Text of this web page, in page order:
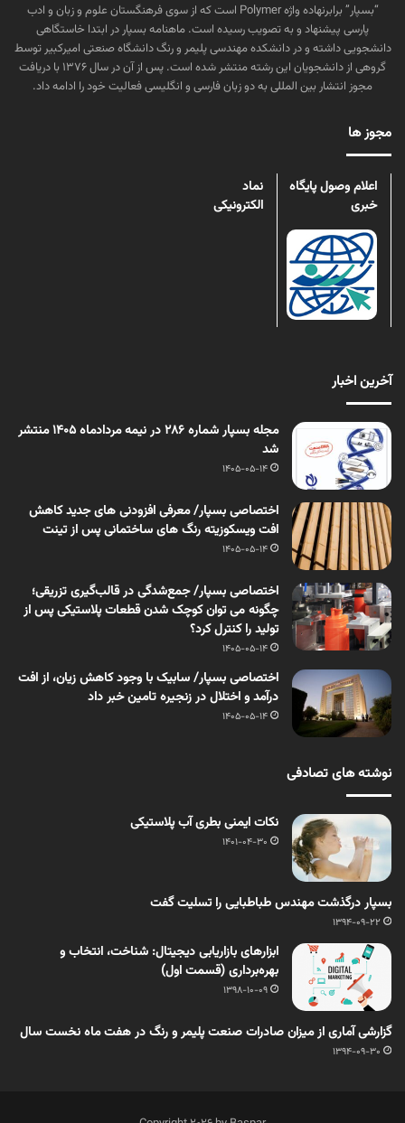
“بسپار” برابرنهاده واژه Polymer است که از سوی فرهنگستان علوم و زبان و ادب
پارسی پیشنهاد و به تصویب رسیده است. ماهنامه بسپار در ابتدا خاستگاهی
دانشجویی داشته و در دانشکده مهندسی پلیمر و رنگ دانشگاه صنعتی امیرکبیر توسط
گروهی از دانشجویان این رشته منتشر شده است. پس از آن در سال ۱۳۷۶ با دریافت
مجوز انتشار بین المللی به دو زبان فارسی و انگلیسی فعالیت خود را ادامه داد.
مجوز ها
اعلام وصول پایگاه
خبری
نماد
الکترونیکی
آخرین اخبار
مجله بسپار شماره 286 در نیمه مردادماه 1405 منتشر
شد
1405-05-14
اختصاصی بسپار/ معرفی افزودنی های جدید کاهش
افت ویسکوزیته رنگ های ساختمانی پس از تینت
1405-05-14
اختصاصی بسپار/ جمع‌شدگی در قالب‌گیری تزریقی؛
چگونه می توان کوچک شدن قطعات پلاستیکی پس از
تولید را کنترل کرد؟
1405-05-14
اختصاصی بسپار/ سابیک با وجود کاهش زیان، از افت
درآمد و اختلال در زنجیره تامین خبر داد
1405-05-14
نوشته های تصادفی
نکات ایمنی بطری آب پلاستیکی
1401-04-30
بسپار درگذشت مهندس طباطبایی را تسلیت گفت
1394-09-22
ابزارهای بازاریابی دیجیتال: شناخت، انتخاب و
بهره‌برداری (قسمت اول)
1398-10-09
گزارشی آماری از میزان صادرات صنعت پلیمر و رنگ در هفت ماه نخست سال
1394-09-30